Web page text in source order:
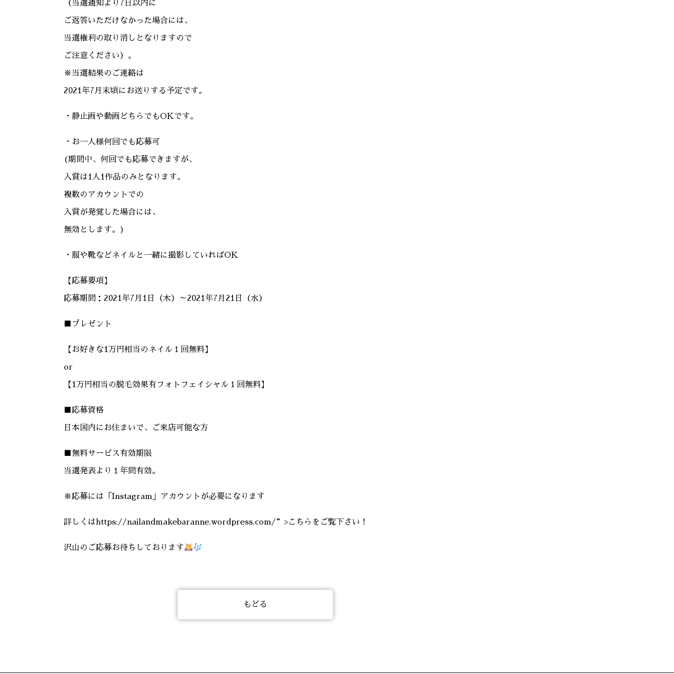
（当選通知より7日以内に
ご返答いただけなかった場合には、
当選権利の取り消しとなりますので
ご注意ください）。
※当選結果のご連絡は
2021年7月末頃にお送りする予定です。
・静止画や動画どちらでもOKです。
・お一人様何回でも応募可
(期間中、何回でも応募できますが、
入賞は1人1作品のみとなります。
複数のアカウントでの
入賞が発覚した場合には、
無効とします。)
・服や靴などネイルと一緒に撮影していればOK
【応募要項】
応募期間：2021年7月1日（木）～2021年7月21日（水）
■プレゼント
【お好きな1万円相当のネイル１回無料】
or
【1万円相当の脱毛効果有フォトフェイシャル１回無料】
■応募資格
日本国内にお住まいで、ご来店可能な方
■無料サービス有効期限
当選発表より１年間有効。
※応募には「Instagram」アカウントが必要になります
詳しくはhttps://nailandmakebaranne.wordpress.com/”>こちらをご覧下さい！
沢山のご応募お待ちしております
もどる